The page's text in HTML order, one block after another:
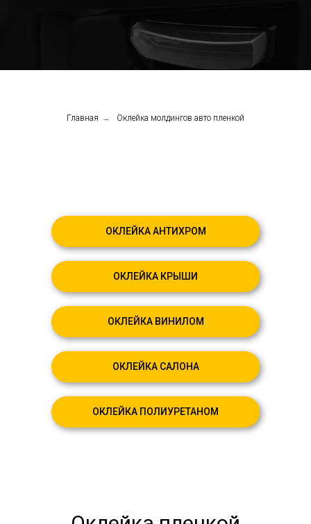
Главная → Оклейка молдингов авто пленкой
ОКЛЕЙКА АНТИХРОМ
ОКЛЕЙКА КРЫШИ
ОКЛЕЙКА ПОЛИУРЕТАНОМ
ОКЛЕЙКА ВИНИЛОМ
ОКЛЕЙКА САЛОНА